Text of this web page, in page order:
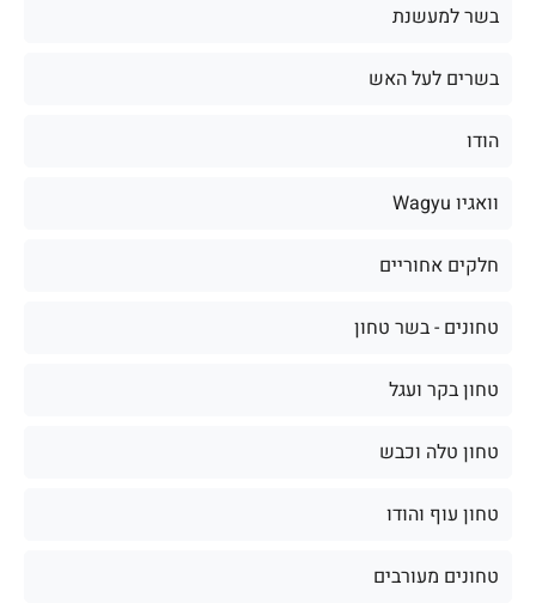
בשר למעשנת
בשרים לעל האש
הודו
וואגיו Wagyu
חלקים אחוריים
טחונים - בשר טחון
טחון בקר ועגל
טחון טלה וכבש
טחון עוף והודו
טחונים מעורבים